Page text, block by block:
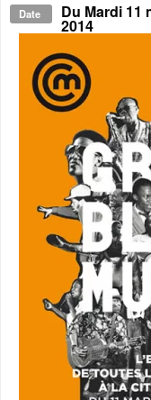
Date Du Mardi 11
2014